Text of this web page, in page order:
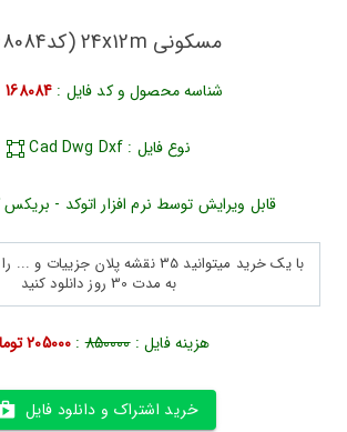
مسکونی 24x12m (کد168084)
شناسه محصول و کد فایل : 168084
نوع فایل : Cad Dwg Dxf
قابل ویرایش توسط نرم افزار اتوکد -
به مدت 30 روز دانلود کنید
هزینه فایل :850000
: 205000 تومان
خرید اشتراک و دانلود فایل